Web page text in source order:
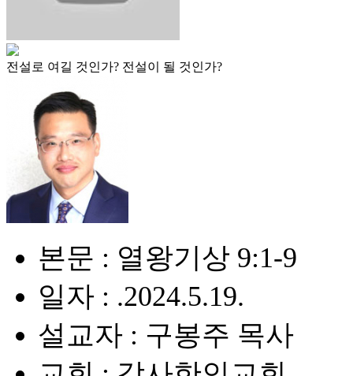
전설로 여길 것인가? 전설이 될 것인가?
본문 : 열왕기상 9:1-9
일자 : .2024.5.19.
설교자 : 구봉주 목사